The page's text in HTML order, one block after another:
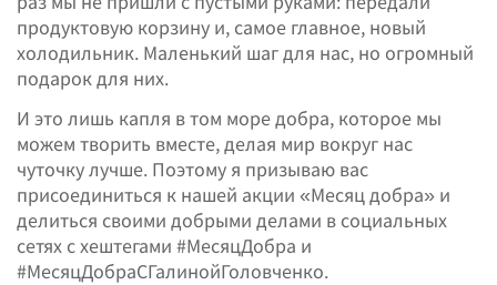
продуктовую корзину и, самое главное, новый
холодильник. Маленький шаг для нас, но огромный
подарок для них.
И это лишь капля в том море добра, которое мы
можем творить вместе, делая мир вокруг нас
чуточку лучше. Поэтому я призываю вас
присоединиться к нашей акции «Месяц добра» и
делиться своими добрыми делами в социальных
сетях с хештегами #МесяцДобра и
#МесяцДобраСГалинойГоловченко.